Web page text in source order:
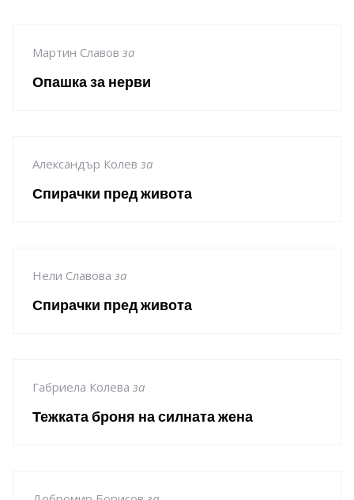
Мартин Славов за
Опашка за нерви
Александър Колев за
Спирачки пред живота
Нели Славова за
Спирачки пред живота
Габриела Колева за
Тежката броня на силната жена